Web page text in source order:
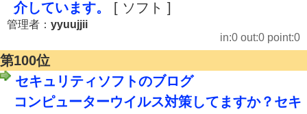
介しています。
[ ソフト ]
管理者： yyuujjii
in:0 out:0 point:0
第100位
セキュリティソフトのブログ
コンピューターウイルス対策してますか？セキ